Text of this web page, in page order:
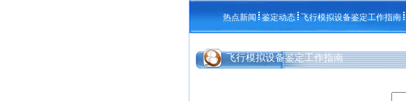
热点新闻 鉴定动态 飞行模拟设备鉴定工作指南
飞行模拟设备鉴定工作指南